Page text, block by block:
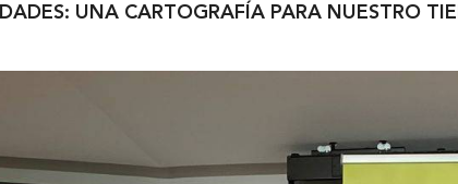
UNA CARTOGRAFÍA PARA NUESTRO